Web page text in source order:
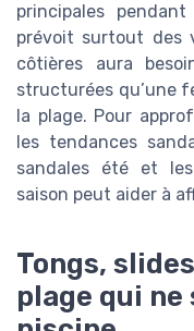
principales
prévoit surtout des
côtières aura
structurées qu’une
la plage. Pour
les tendances
sandales été et
saison peut aider à
Tongs,
plage qui ne